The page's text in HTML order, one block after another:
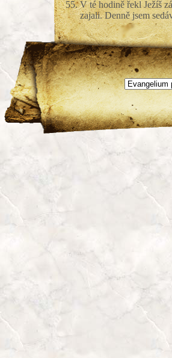
55. V té hodině řekl Ježíš
zajali. Denně jsem